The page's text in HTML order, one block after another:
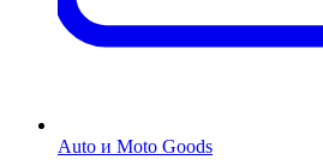
Auto и Moto Goods